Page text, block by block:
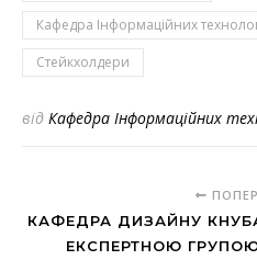
Кафедра Інформаційних
Стейкхолдери
від Кафедра Інформаційних
КАФЕДРА ДИЗАЙНУ
ЕКСПЕРТНОЮ